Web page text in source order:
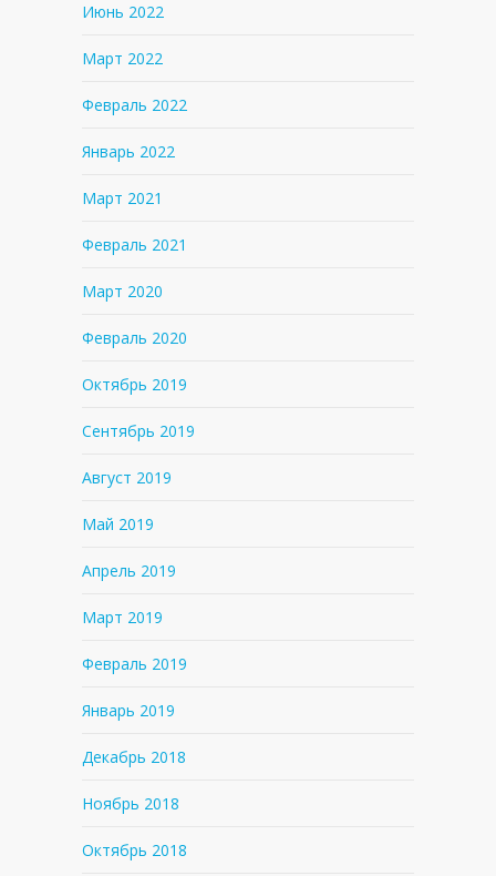
Июнь 2022
Март 2022
Февраль 2022
Январь 2022
Март 2021
Февраль 2021
Март 2020
Февраль 2020
Октябрь 2019
Сентябрь 2019
Август 2019
Май 2019
Апрель 2019
Март 2019
Февраль 2019
Январь 2019
Декабрь 2018
Ноябрь 2018
Октябрь 2018